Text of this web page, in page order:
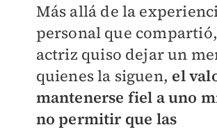
Más allá de la
personal que
actriz quiso dejar un
quienes la siguen, el
mantenerse fiel a uno
no permitir que las